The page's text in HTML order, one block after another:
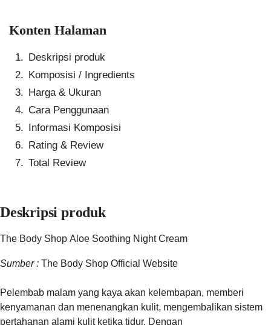
Konten Halaman
Deskripsi produk
Komposisi / Ingredients
Harga & Ukuran
Cara Penggunaan
Informasi Komposisi
Rating & Review
Total Review
Deskripsi produk
The Body Shop Aloe Soothing Night Cream
Sumber : The Body Shop Official Website
Pelembab malam yang kaya akan kelembapan, memberi
kenyamanan dan menenangkan kulit, mengembalikan sistem
pertahanan alami kulit ketika tidur. Dengan